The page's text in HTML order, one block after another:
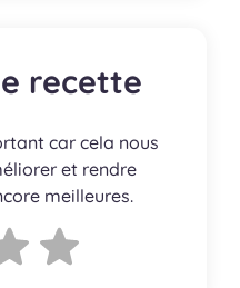
recette
car cela nous
et rendre
meilleures.